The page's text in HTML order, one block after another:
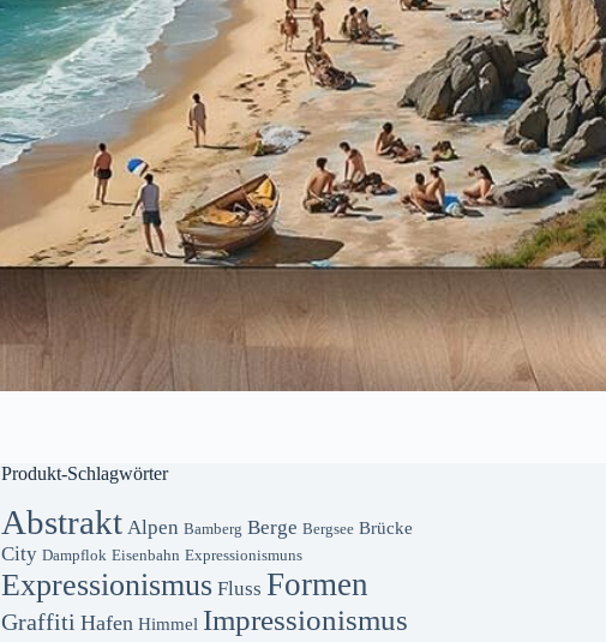
Produkt-Schlagwörter
Abstrakt Alpen Bamberg Berge Bergsee Brücke
City Dampflok Eisenbahn Expressionismuns
Expressionismus Fluss Formen
Graffiti Hafen Himmel Impressionismus